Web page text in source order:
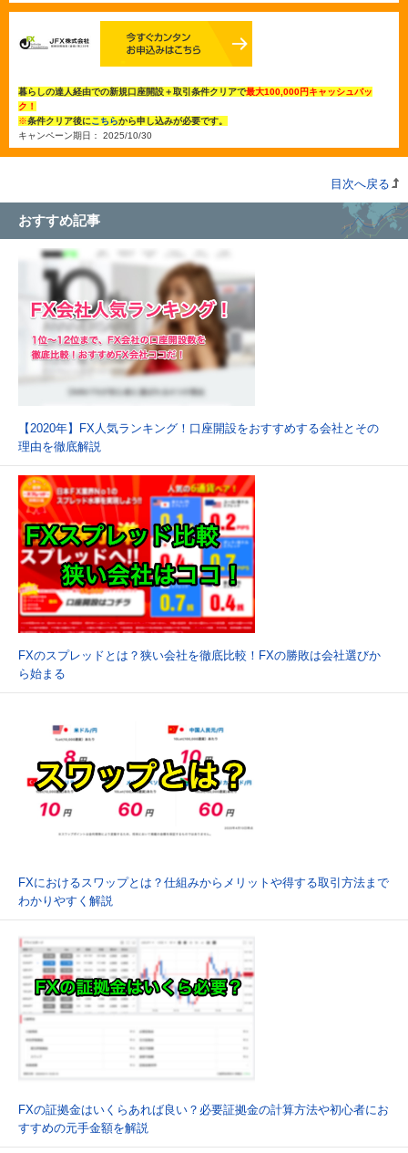
暮らしの達人経由での新規口座開設＋取引条件クリアで最大100,000円キャッシュバッ
ク！
※条件クリア後にこちらから申し込みが必要です。
キャンペーン期日： 2025/10/30
目次へ戻る
おすすめ記事
【2020年】FX人気ランキング！口座開設をおすすめする会社とその
理由を徹底解説
FXのスプレッドとは？狭い会社を徹底比較！FXの勝敗は会社選びか
ら始まる
FXにおけるスワップとは？仕組みからメリットや得する取引方法まで
わかりやすく解説
FXの証拠金はいくらあれば良い？必要証拠金の計算方法や初心者にお
すすめの元手金額を解説